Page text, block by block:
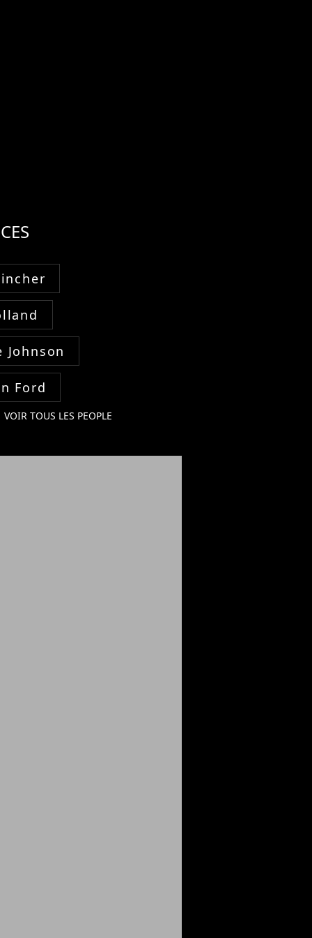
Johnson
Ford
VOIR TOUS LES PEOPLE